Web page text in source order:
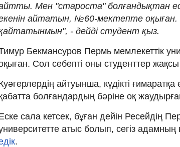
Мен "староста" болғандықтан
айтатын, №60-мектепте оқыған.
- дейді студент қыз.
Бекмансуров Пермь мемлекеттік
Сол себепті оны студенттер
айтуынша, күдікті ғимаратқа
болғандардың бәріне оқ
сала кетсек, бұған дейін Ресейдің
атыс болып, сегіз адамның
.